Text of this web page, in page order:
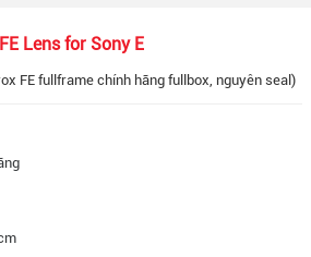
Lens for Sony E
FE fullframe chính hãng fullbox, nguyên seal)